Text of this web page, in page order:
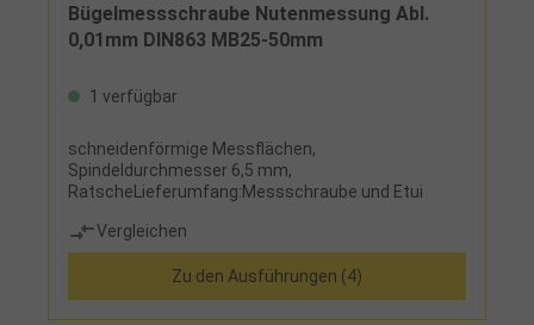
Bügelmessschraube Nutenmessung Abl.
0,01mm DIN863 MB25-50mm
1 verfügbar
schneidenförmige Messflächen,
Spindeldurchmesser 6,5 mm,
RatscheLieferumfang:Messschraube und Etui
Vergleichen
Zu den Ausführungen (4)